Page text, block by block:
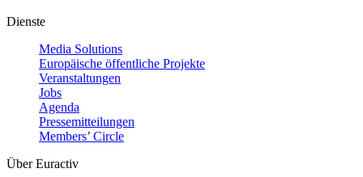
Dienste
Media Solutions
Europäische öffentliche Projekte
Veranstaltungen
Jobs
Agenda
Pressemitteilungen
Members’ Circle
Über Euractiv